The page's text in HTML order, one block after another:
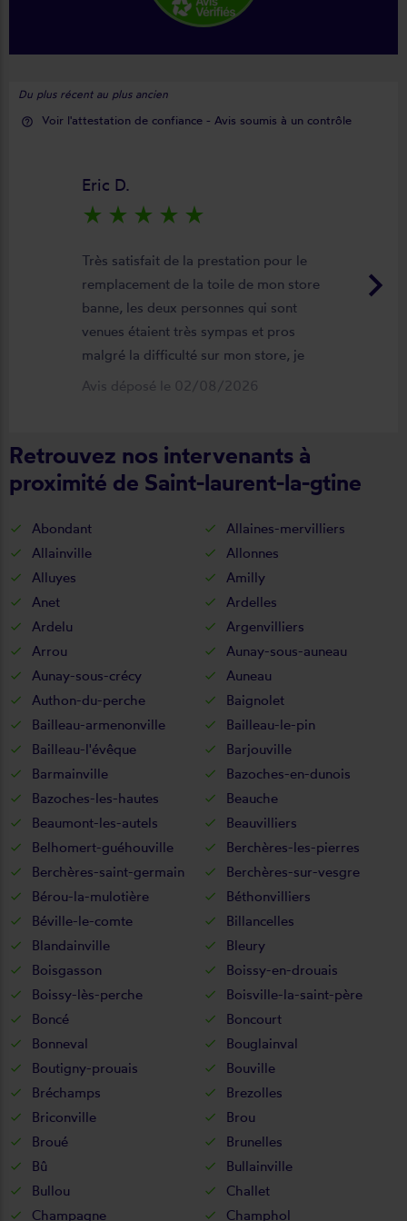
Du plus récent au plus ancien
help_outline Voir l'attestation de confiance - Avis soumis à un contrôle
keyboard_arrow_right
Eric D.
star_rate star_rate star_rate star_rate star_rate
Très satisfait de la prestation pour le
remplacement de la toile de mon store
banne, les deux personnes qui sont
venues étaient très sympas et pros
malgré la difficulté sur mon store, je
suis satisfait du résultat et du
de la pose je recommande ????
Avis déposé le 02/08/2026
Retrouvez nos intervenants à
proximité de Saint-laurent-la-gtine
Abondant
Allaines-mervilliers
Allainville
Allonnes
Alluyes
Amilly
Anet
Ardelles
Ardelu
Argenvilliers
Arrou
Aunay-sous-auneau
Aunay-sous-crécy
Auneau
Authon-du-perche
Baignolet
Bailleau-armenonville
Bailleau-le-pin
Bailleau-l'évêque
Barjouville
Barmainville
Bazoches-en-dunois
Bazoches-les-hautes
Beauche
Beaumont-les-autels
Beauvilliers
Belhomert-guéhouville
Berchères-les-pierres
Berchères-saint-germain
Berchères-sur-vesgre
Bérou-la-mulotière
Béthonvilliers
Béville-le-comte
Billancelles
Blandainville
Bleury
Boisgasson
Boissy-en-drouais
Boissy-lès-perche
Boisville-la-saint-père
Boncé
Boncourt
Bonneval
Bouglainval
Boutigny-prouais
Bouville
Bréchamps
Brezolles
Briconville
Brou
Broué
Brunelles
Bû
Bullainville
Bullou
Challet
Champagne
Champhol